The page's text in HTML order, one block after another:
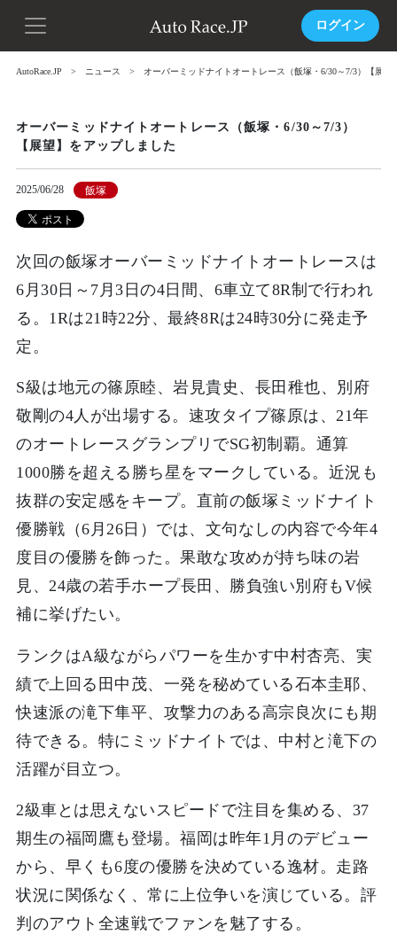
ログイン
AutoRace.JP ニュース オーバーミッドナイトオートレース（飯塚・6/30～7/3）【展望
オーバーミッドナイトオートレース（飯塚・6/30～7/3）
【展望】をアップしました
2025/06/28 飯塚
次回の飯塚オーバーミッドナイトオートレースは
6月30日～7月3日の4日間、6車立て8R制で行われ
る。1Rは21時22分、最終8Rは24時30分に発走予
定。
S級は地元の篠原睦、岩見貴史、長田稚也、別府
敬剛の4人が出場する。速攻タイプ篠原は、21年
のオートレースグランプリでSG初制覇。通算
1000勝を超える勝ち星をマークしている。近況も
抜群の安定感をキープ。直前の飯塚ミッドナイト
優勝戦（6月26日）では、文句なしの内容で今年4
度目の優勝を飾った。果敢な攻めが持ち味の岩
見、24歳の若手ホープ長田、勝負強い別府もV候
補に挙げたい。
ランクはA級ながらパワーを生かす中村杏亮、実
績で上回る田中茂、一発を秘めている石本圭耶、
快速派の滝下隼平、攻撃力のある高宗良次にも期
待できる。特にミッドナイトでは、中村と滝下の
活躍が目立つ。
2級車とは思えないスピードで注目を集める、37
期生の福岡鷹も登場。福岡は昨年1月のデビュー
から、早くも6度の優勝を決めている逸材。走路
状況に関係なく、常に上位争いを演じている。評
判のアウト全速戦でファンを魅了する。